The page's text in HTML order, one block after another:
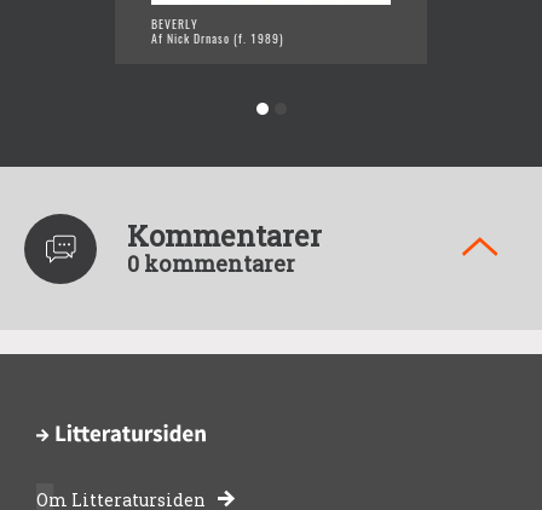
BEVERLY
Af Nick Drnaso (f. 1989)
Kommentarer
0 kommentarer
Om Litteratursiden